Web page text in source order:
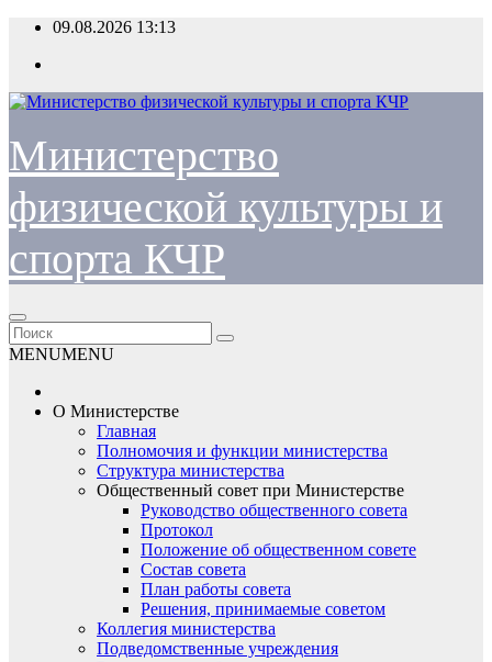
Перейти
содержимому
09.08.2026 13:13
Министерство
физической культуры и
спорта КЧР
MENUMENU
О Министерстве
Главная
Полномочия и функции министерства
Структура министерства
Общественный совет при Министерстве
Руководство общественного совета
Протокол
Положение об общественном совете
Состав совета
План работы совета
Решения, принимаемые советом
Коллегия министерства
Подведомственные учреждения